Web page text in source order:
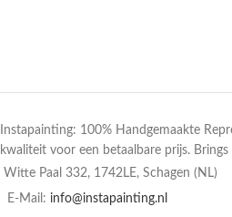
Instapainting: 100% Handgemaakte
kwaliteit voor een betaalbare prijs.
Witte Paal 332, 1742LE, Schagen (NL)
E-Mail: info@instapainting.nl